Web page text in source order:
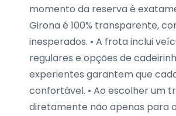
momento da reserva é
Girona é 100% transparente,
inesperados. • A frota inclui
regulares e opções de
experientes garantem que
confortável. • Ao escolher um
diretamente não apenas para